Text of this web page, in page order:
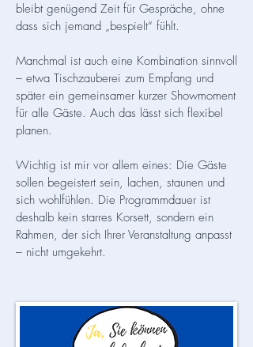
bleibt genügend Zeit für Gespräche, ohne
dass sich jemand „bespielt“ fühlt.
Manchmal ist auch eine Kombination sinnvoll
– etwa Tischzauberei zum Empfang und
später ein gemeinsamer kurzer Showmoment
für alle Gäste. Auch das lässt sich flexibel
planen.
Wichtig ist mir vor allem eines: Die Gäste
sollen begeistert sein, lachen, staunen und
sich wohlfühlen. Die Programmdauer ist
deshalb kein starres Korsett, sondern ein
Rahmen, der sich Ihrer Veranstaltung anpasst
– nicht umgekehrt.